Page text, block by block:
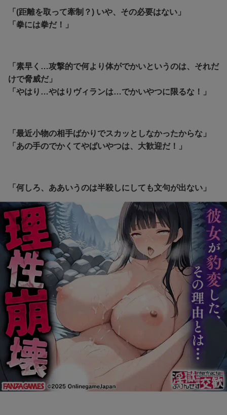
「(距離を取って牽制？) いや、その必要はない」
「拳には拳だ！」
「素早く…攻撃的で何より体がでかいというのは、それだ
けで脅威だ」
「やはり…やはりヴィランは…でかいやつに限るな！」
「最近小物の相手ばかりでスカッとしなかったからな」
「あの手のでかくてやばいやつは、大歓迎だ！」
「何しろ、ああいうのは半殺しにしても文句が出ない」